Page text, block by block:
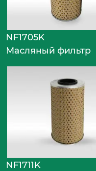
NF1705K
Масляный фильтр
NF1711K